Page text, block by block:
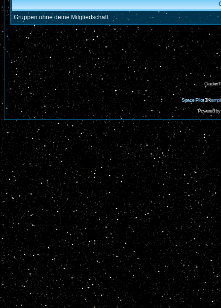
Gruppen ohne deine Mitgliedschaft
Space Pilot3K
Powered by